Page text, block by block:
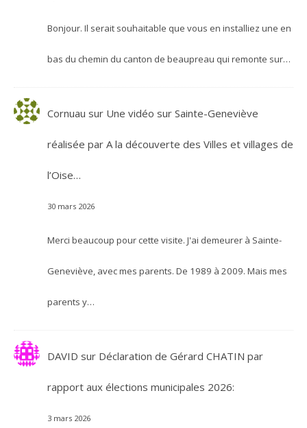
Bonjour. Il serait souhaitable que vous en installiez une en
bas du chemin du canton de beaupreau qui remonte sur…
Cornuau sur Une vidéo sur Sainte-Geneviève
réalisée par A la découverte des Villes et villages de
l’Oise…
30 mars 2026
Merci beaucoup pour cette visite. J'ai demeurer à Sainte-
Geneviève, avec mes parents. De 1989 à 2009. Mais mes
parents y…
DAVID sur Déclaration de Gérard CHATIN par
rapport aux élections municipales 2026:
3 mars 2026